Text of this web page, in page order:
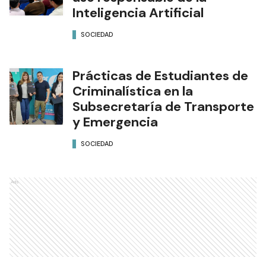
Inteligencia Artificial
SOCIEDAD
Prácticas de Estudiantes de
Criminalística en la
Subsecretaría de Transporte
y Emergencia
SOCIEDAD
Ads